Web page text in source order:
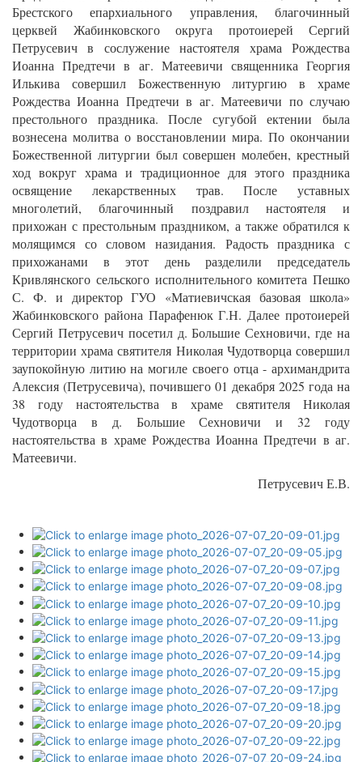
Брестского епархиального управления, благочинный
церквей Жабинковского округа протоиерей Сергий
Петрусевич в сослужение настоятеля храма Рождества
Иоанна Предтечи в аг. Матеевичи священника Георгия
Илькива совершил Божественную литургию в храме
Рождества Иоанна Предтечи в аг. Матеевичи по случаю
престольного праздника. После сугубой ектении была
вознесена молитва о восстановлении мира. По окончании
Божественной литургии был совершен молебен, крестный
ход вокруг храма и традиционное для этого праздника
освящение лекарственных трав. После уставных
многолетий, благочинный поздравил настоятеля и
прихожан с престольным праздником, а также обратился к
молящимся со словом назидания. Радость праздника с
прихожанами в этот день разделили председатель
Кривлянского сельского исполнительного комитета Пешко
С. Ф. и директор ГУО «Матиевичская базовая школа»
Жабинковского района Парафенюк Г.Н. Далее протоиерей
Сергий Петрусевич посетил д. Большие Сехновичи, где на
территории храма святителя Николая Чудотворца совершил
заупокойную литию на могиле своего отца - архимандрита
Алексия (Петрусевича), почившего 01 декабря 2025 года на
38 году настоятельства в храме святителя Николая
Чудотворца в д. Большие Сехновичи и 32 году
настоятельства в храме Рождества Иоанна Предтечи в аг.
Матеевичи.
Петрусевич Е.В.